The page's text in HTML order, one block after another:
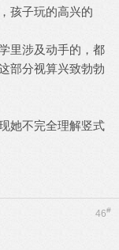
孩子玩的高兴的
里涉及动手的，都
部分视算兴致勃勃
她不完全理解竖式
46#